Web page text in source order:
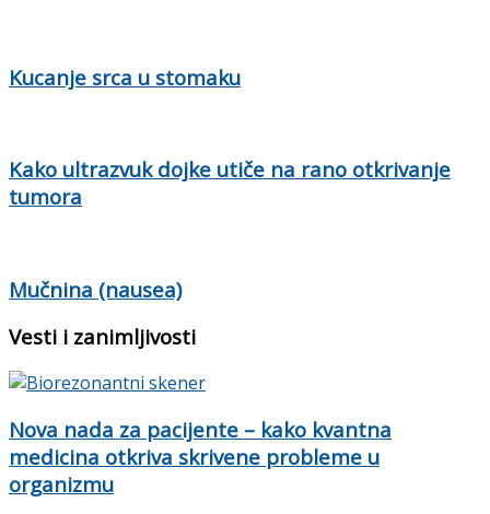
Kucanje srca u stomaku
Kako ultrazvuk dojke utiče na rano otkrivanje
tumora
Mučnina (nausea)
Vesti i zanimljivosti
Nova nada za pacijente – kako kvantna
medicina otkriva skrivene probleme u
organizmu